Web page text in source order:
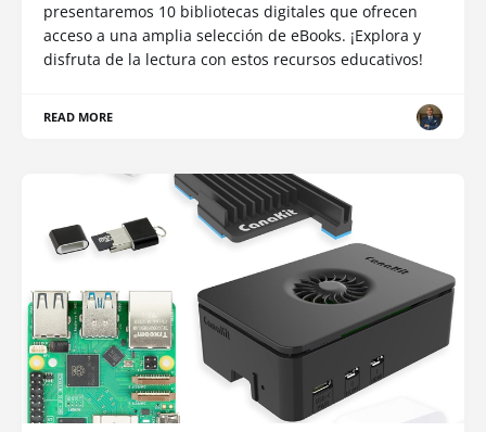
presentaremos 10 bibliotecas digitales que ofrecen
acceso a una amplia selección de eBooks. ¡Explora y
disfruta de la lectura con estos recursos educativos!
READ MORE